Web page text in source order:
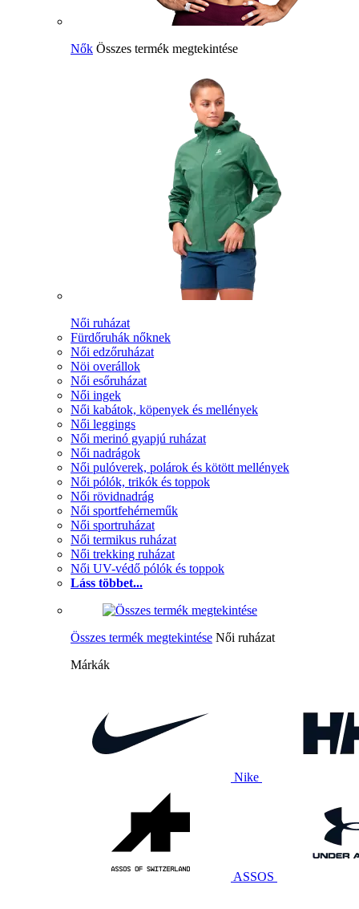
Nők Összes termék megtekintése
Női ruházat
Fürdőruhák nőknek
Női edzőruházat
Nöi overállok
Női esőruházat
Női ingek
Női kabátok, köpenyek és mellények
Női leggings
Női merinó gyapjú ruházat
Női nadrágok
Női pulóverek, polárok és kötött mellények
Női pólók, trikók és toppok
Női rövidnadrág
Női sportfehérneműk
Női sportruházat
Női termikus ruházat
Női trekking ruházat
Női UV-védő pólók és toppok
Láss többet...
Összes termék megtekintése Női ruházat
Márkák
Nike
ASSOS